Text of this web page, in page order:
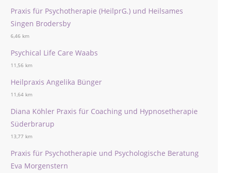
Praxis für Psychotherapie (HeilprG.) und Heilsames
Singen Brodersby
6,46 km
Psychical Life Care Waabs
11,56 km
Heilpraxis Angelika Bünger
11,64 km
Diana Köhler Praxis für Coaching und Hypnosetherapie
Süderbrarup
13,77 km
Praxis für Psychotherapie und Psychologische Beratung
Eva Morgenstern